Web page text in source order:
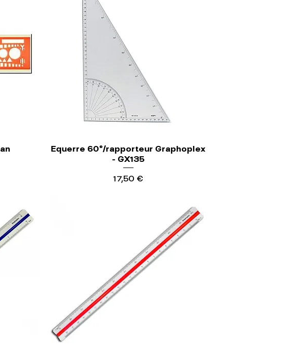
Equerre 60°/rapporteur Graphoplex
- GX135
Precio
17,50 €